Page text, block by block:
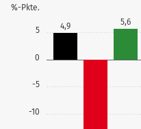
-10
-5
0
5
%-Pkte.
4,9 5,6